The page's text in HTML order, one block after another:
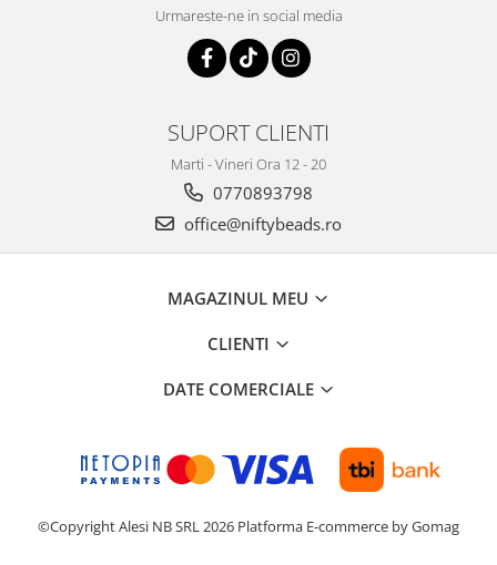
Urmareste-ne in social media
SUPORT CLIENTI
Marti - Vineri Ora 12 - 20
0770893798
office@niftybeads.ro
MAGAZINUL MEU
CLIENTI
DATE COMERCIALE
©Copyright Alesi NB SRL 2026 Platforma E-commerce by Gomag